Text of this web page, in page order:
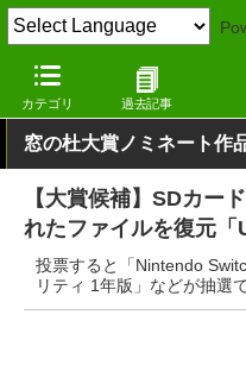
カテゴリ 過去記事
窓の杜 その他の話題
窓の杜大賞ノミネート作
【大賞候補】SDカー
れたファイルを復元「
投票すると「Nintendo
リティ 1年版」などが抽選